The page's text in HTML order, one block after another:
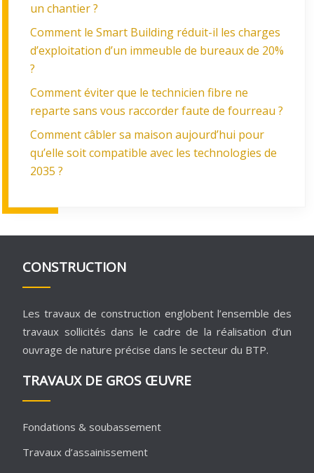
un chantier ?
Comment le Smart Building réduit-il les charges
d’exploitation d’un immeuble de bureaux de 20%
?
Comment éviter que le technicien fibre ne
reparte sans vous raccorder faute de fourreau ?
Comment câbler sa maison aujourd’hui pour
qu’elle soit compatible avec les technologies de
2035 ?
CONSTRUCTION
Les travaux de construction englobent l’ensemble des
travaux sollicités dans le cadre de la réalisation d’un
ouvrage de nature précise dans le secteur du BTP.
TRAVAUX DE GROS ŒUVRE
Fondations & soubassement
Travaux d’assainissement